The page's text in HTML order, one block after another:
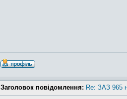
Заголовок повідомлення: Re: ЗАЗ 965